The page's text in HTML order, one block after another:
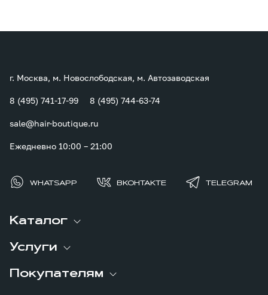
Каталог
Услуги
Покупателям
г. Москва, м. Новослободская, м. Автозаводская
8 (495) 741-17-99 8 (495) 744-63-74
sale@hair-boutique.ru
Ежедневно 10:00 – 21:00
WHATSAPP ВКОНТАКТЕ TELEGRAM